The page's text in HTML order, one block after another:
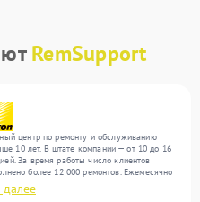
RemSupport
центр по ремонту и обслуживанию
10 лет. В штате компании — от 10 до 16
За время работы число клиентов
более 12 000 ремонтов. Ежемесячно
включая , , . Мы работаем с широким
качество обслуживания благодаря
далее